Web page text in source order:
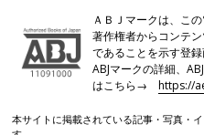
ＡＢＪマークは、こ
著作権者からコンテ
であることを示す登
ABJマークの詳細、
はこちら→https://
本サイトに掲載されている記事・写真・